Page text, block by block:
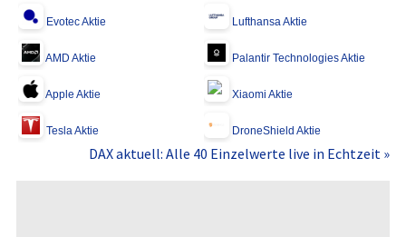
Evotec Aktie Lufthansa Aktie
AMD Aktie Palantir Technologies Aktie
Apple Aktie Xiaomi Aktie
Tesla Aktie DroneShield Aktie
DAX aktuell: Alle 40 Einzelwerte live in Echtzeit »